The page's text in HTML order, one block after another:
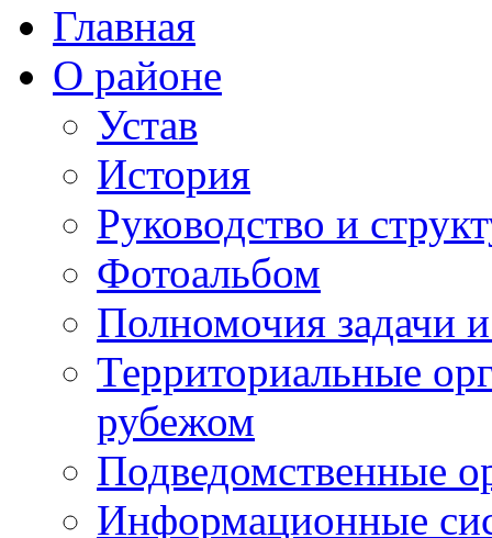
Главная
О районе
Устав
История
Руководство и
Фотоальбом
Полномочия задачи
Территориальные
рубежом
Подведомственные
Информационные